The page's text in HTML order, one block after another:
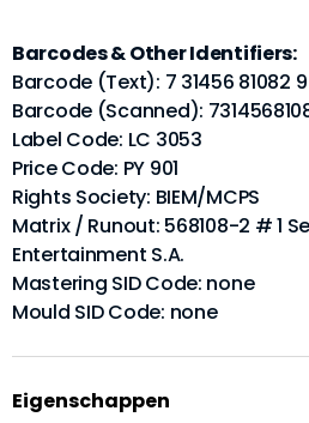
Barcodes & Other Identifiers:
Barcode (Text): 7 31456 81082 9
Barcode (Scanned):
Label Code: LC 3053
Price Code: PY 901
Rights Society: BIEM/MCPS
Matrix / Runout: 568108-2 # 1
Entertainment S.A.
Mastering SID Code: none
Mould SID Code: none
Eigenschappen